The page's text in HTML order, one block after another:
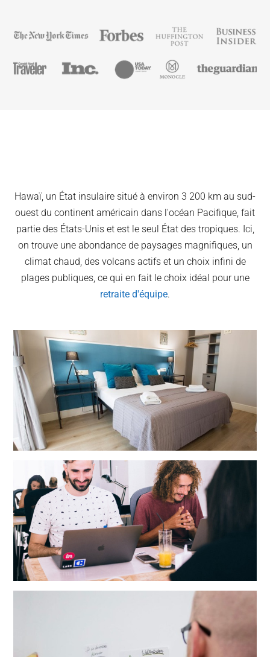
Hawaï, un État insulaire situé à environ 3 200 km au sud-
ouest du continent américain dans l'océan Pacifique, fait
partie des États-Unis et est le seul État des tropiques. Ici,
on trouve une abondance de paysages magnifiques, un
climat chaud, des volcans actifs et un choix infini de
plages publiques, ce qui en fait le choix idéal pour une
retraite d'équipe.